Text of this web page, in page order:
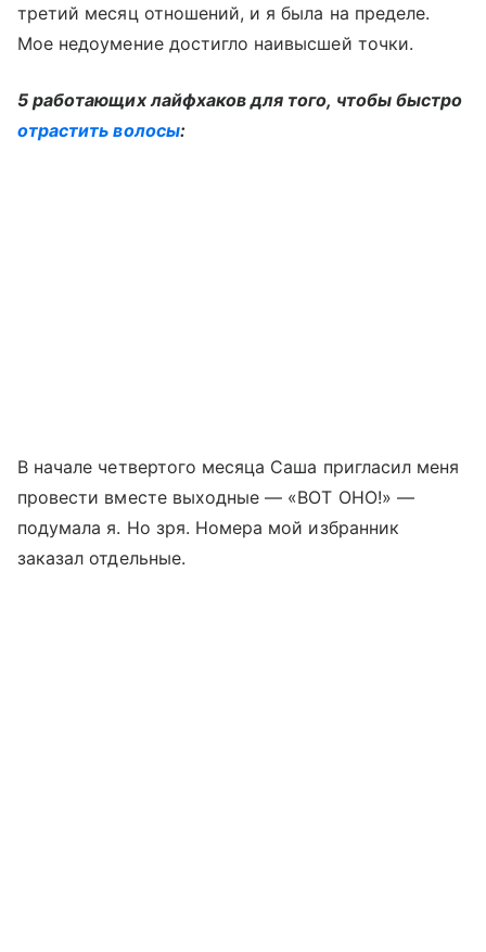
третий месяц отношений, и я была на пределе.
Мое недоумение достигло наивысшей точки.
5 работающих лайфхаков для того, чтобы быстро
отрастить волосы:
В начале четвертого месяца Саша пригласил меня
провести вместе выходные — «ВОТ ОНО!» —
подумала я. Но зря. Номера мой избранник
заказал отдельные.